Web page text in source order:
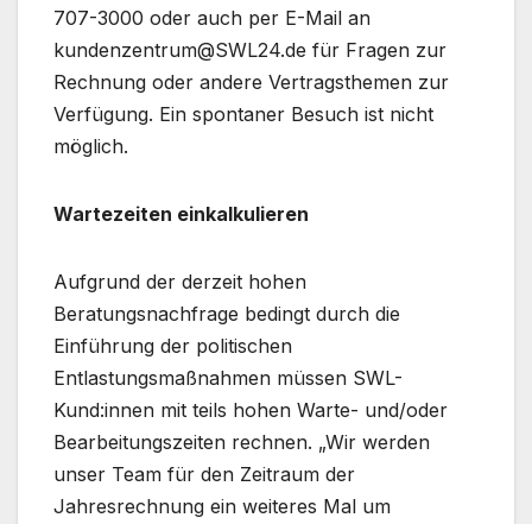
707-3000 oder auch per E-Mail an
kundenzentrum@SWL24.de für Fragen zur
Rechnung oder andere Vertragsthemen zur
Verfügung. Ein spontaner Besuch ist nicht
möglich.
Wartezeiten einkalkulieren
Aufgrund der derzeit hohen
Beratungsnachfrage bedingt durch die
Einführung der politischen
Entlastungsmaßnahmen müssen SWL-
Kund:innen mit teils hohen Warte- und/oder
Bearbeitungszeiten rechnen. „Wir werden
unser Team für den Zeitraum der
Jahresrechnung ein weiteres Mal um